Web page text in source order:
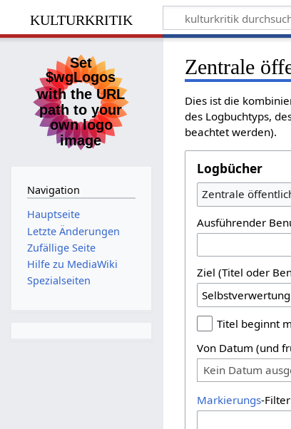
kulturkritik
Zentrale
Dies ist die
des Logbuchtyps,
beachtet werden).
Logbücher
Zentrale
Ausführender
Ziel (Titel oder
Titel beginnt
Von Datum (und
Kein Datum
Markierungs-
Navigation
Hauptseite
Letzte Änderungen
Zufällige Seite
Hilfe zu MediaWiki
Spezialseiten